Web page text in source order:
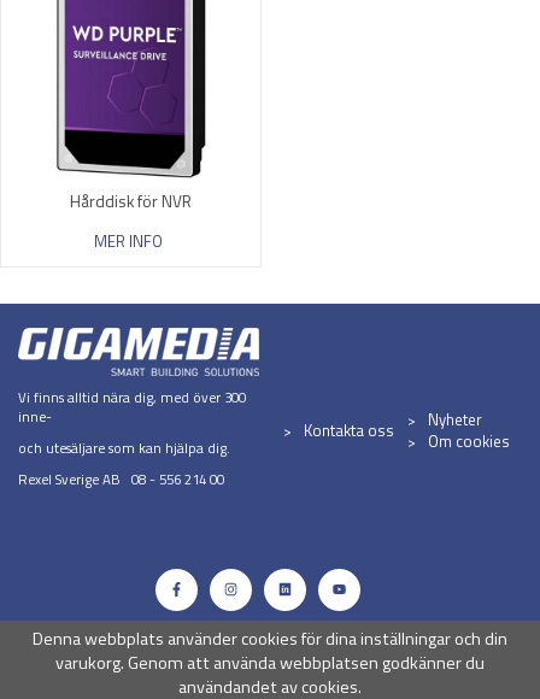
Hårddisk för NVR
MER INFO
Vi finns alltid nära dig, med över 300
inne-
och utesäljare som kan hjälpa dig.
Rexel Sverige AB 08 - 556 214 00
Kontakta oss
Nyheter
Om cookies
Denna webbplats använder cookies för dina inställningar och din
varukorg. Genom att använda webbplatsen godkänner du
användandet av cookies.